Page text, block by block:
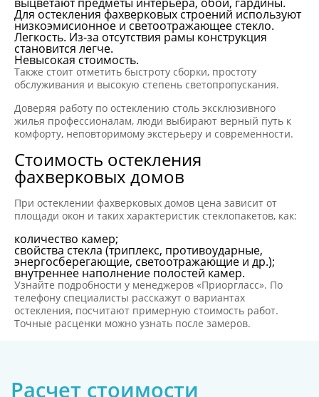
Для остекления фахверковых строений используют
низкоэмисионное и светоотражающее стекло.
Легкость. Из-за отсутствия рамы конструкция
становится легче.
Невысокая стоимость.
Также стоит отметить быстроту сборки, простоту
обслуживания и высокую степень светопропускания.
Доверяя работу по остеклению столь эксклюзивного
жилья профессионалам, люди выбирают верный путь к
комфорту, неповторимому экстерьеру и современности.
Стоимость остекления
фахверковых домов
При остеклении фахверковых домов цена зависит от
площади окон и таких характеристик стеклопакетов, как:
количество камер;
свойства стекла (триплекс, противоударные,
энергосберегающие, светоотражающие и др.);
внутреннее наполнение полостей камер.
Узнайте подробности у менеджеров «Приоргласс». По
телефону специалисты расскажут о вариантах
остекления, посчитают примерную стоимость работ.
Точные расценки можно узнать после замеров.
Расчет стоимости